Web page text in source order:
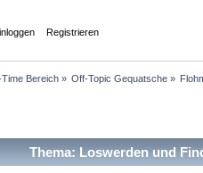
Registrieren
Bereich» Off-Topic Gequatsche »
Thema: Loswerden und